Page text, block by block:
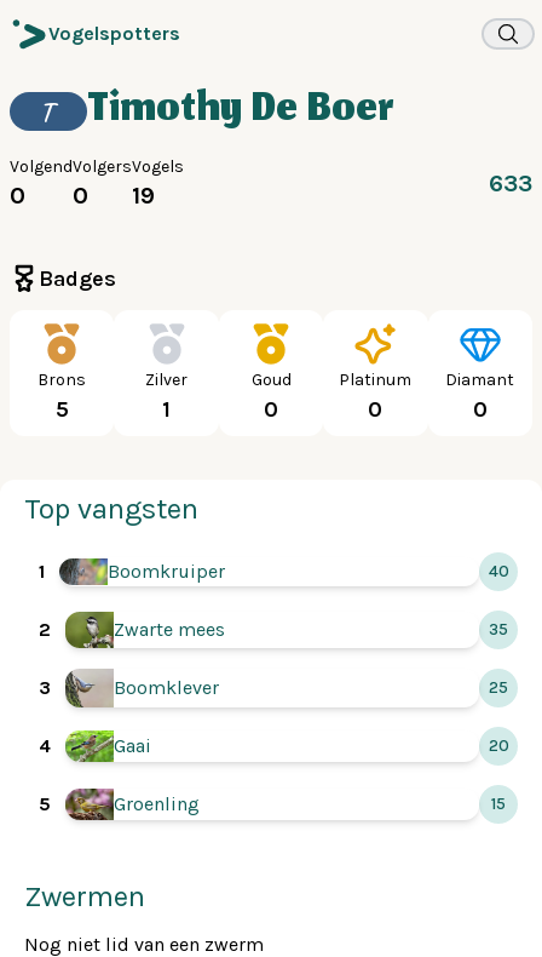
Vogelspotters
T Timothy De Boer
Volgend
0
Volgers
0
Vogels
19 633
Badges
Brons
5
Zilver
1
Goud
0
Platinum
0
Diamant
0
Top vangsten
1 Boomkruiper 40
2 Zwarte mees 35
3 Boomklever 25
4 Gaai 20
5 Groenling 15
Zwermen
Nog niet lid van een zwerm